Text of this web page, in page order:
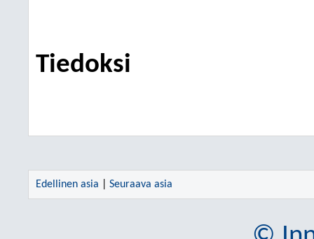
Tiedoksi
Edellinen asia Seuraava asia